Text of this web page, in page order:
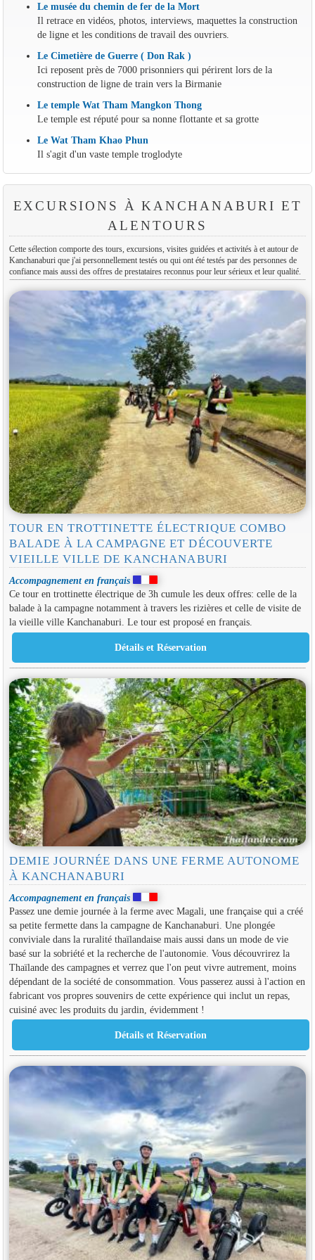
Le musée du chemin de fer de la Mort
Il retrace en vidéos, photos, interviews, maquettes la construction
de ligne et les conditions de travail des ouvriers.
Le Cimetière de Guerre ( Don Rak )
Ici reposent près de 7000 prisonniers qui périrent lors de la
construction de ligne de train vers la Birmanie
Le temple Wat Tham Mangkon Thong
Le temple est réputé pour sa nonne flottante et sa grotte
Le Wat Tham Khao Phun
Il s'agit d'un vaste temple troglodyte
EXCURSIONS À KANCHANABURI ET
ALENTOURS
Cette sélection comporte des tours, excursions, visites guidées et activités à et autour de
Kanchanaburi que j'ai personnellement testés ou qui ont été testés par des personnes de
confiance mais aussi des offres de prestataires reconnus pour leur sérieux et leur qualité.
TOUR EN TROTTINETTE ÉLECTRIQUE COMBO
BALADE À LA CAMPAGNE ET DÉCOUVERTE
VIEILLE VILLE DE KANCHANABURI
Accompagnement en français
Ce tour en trottinette électrique de 3h cumule les deux offres: celle de la
balade à la campagne notamment à travers les rizières et celle de visite de
la vieille ville Kanchanaburi. Le tour est proposé en français.
DEMIE JOURNÉE DANS UNE FERME AUTONOME
À KANCHANABURI
Accompagnement en français
Passez une demie journée à la ferme avec Magali, une française qui a créé
sa petite fermette dans la campagne de Kanchanaburi. Une plongée
conviviale dans la ruralité thaïlandaise mais aussi dans un mode de vie
basé sur la sobriété et la recherche de l'autonomie. Vous découvrirez la
Thaïlande des campagnes et verrez que l'on peut vivre autrement, moins
dépendant de la société de consommation. Vous passerez aussi à l'action en
fabricant vos propres souvenirs de cette expérience qui inclut un repas,
cuisiné avec les produits du jardin, évidemment !